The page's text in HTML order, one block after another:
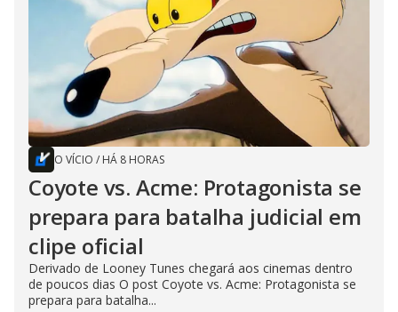
O VÍCIO / HÁ 8 HORAS
Coyote vs. Acme: Protagonista se
prepara para batalha judicial em
clipe oficial
Derivado de Looney Tunes chegará aos cinemas dentro
de poucos dias O post Coyote vs. Acme: Protagonista se
prepara para batalha...